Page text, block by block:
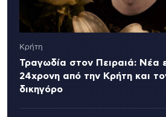
Κρήτη
Τραγωδία στον Πειραιά: Νέα
24χρονη από την Κρήτη και
δικηγόρο